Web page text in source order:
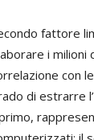
fattore
i milioni
con
di estrarre